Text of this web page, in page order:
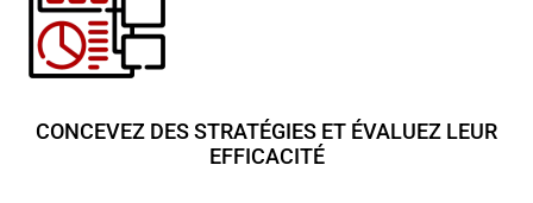
CONCEVEZ DES STRATÉGIES ET ÉVALUEZ LEUR
EFFICACITÉ